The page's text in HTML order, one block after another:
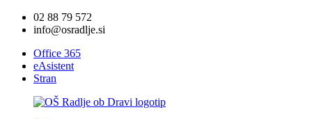
02 88 79 572
info@osradlje.si
Office 365
eAsistent
Stran